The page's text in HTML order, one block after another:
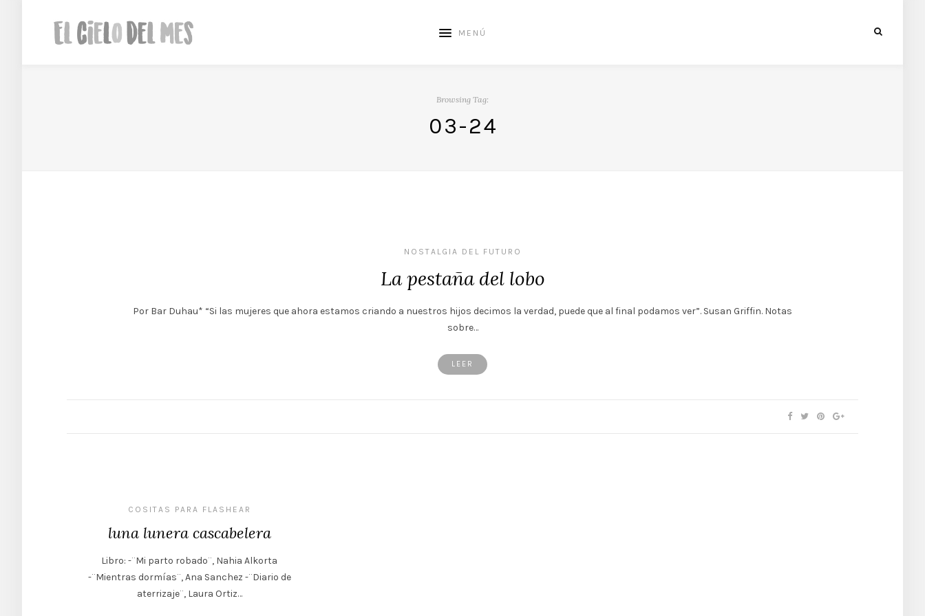
MENÚ
Browsing Tag:
03-24
NOSTALGIA DEL FUTURO
La pestaña del lobo
Por Bar Duhau* “Si las mujeres que ahora estamos criando a nuestros hijos decimos la verdad, puede que al final podamos ver”. Susan Griffin. Notas
sobre…
LEER
COSITAS PARA FLASHEAR
luna lunera cascabelera
Libro: -¨Mi parto robado¨, Nahia Alkorta
-¨Mientras dormías¨, Ana Sanchez -¨Diario de
aterrizaje¨, Laura Ortiz…